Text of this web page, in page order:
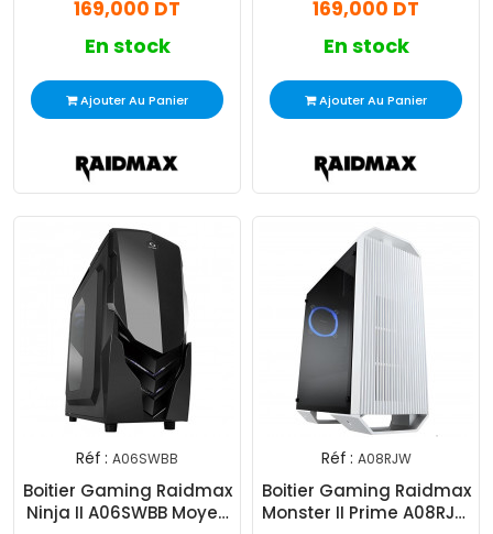
169,000 DT
En stock
Ajouter Au Panier
169,000 DT
En stock
Ajouter Au Panier
Réf : A06SWBB
Boitier Gaming Raidmax
Ninja II A06SWBB Moyen
Réf : A08RJW
Boitier Gaming Raidmax
Monster II Prime A08RJW